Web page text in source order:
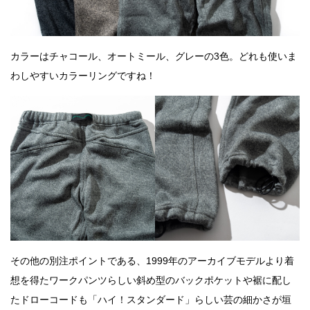
カラーはチャコール、オートミール、グレーの3色。どれも使いま
わしやすいカラーリングですね！
その他の別注ポイントである、1999年のアーカイブモデルより着
想を得たワークパンツらしい斜め型のバックポケットや裾に配し
たドローコードも「ハイ！スタンダード」らしい芸の細かさが垣